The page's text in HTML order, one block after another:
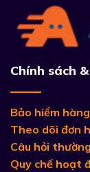
Chính sách
Bảo hiểm
Theo dõi đơn
Câu hỏi
Quy chế hoạt